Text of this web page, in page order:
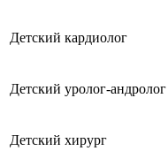
Детский кардиолог
Детский уролог-андролог
Детский хирург